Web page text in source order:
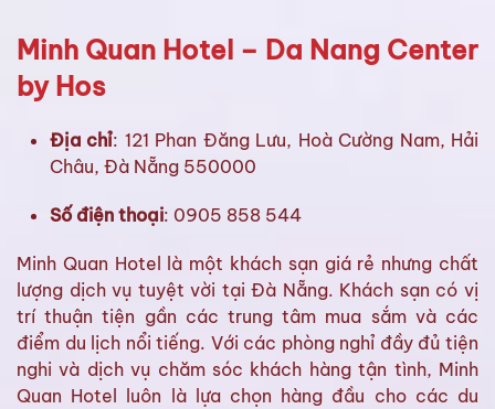
Minh Quan Hotel – Da Nang Center
by Hos
Địa chỉ: 121 Phan Đăng Lưu, Hoà Cường Nam, Hải
Châu, Đà Nẵng 550000
Số điện thoại: 0905 858 544
Minh Quan Hotel là một khách sạn giá rẻ nhưng chất
lượng dịch vụ tuyệt vời tại Đà Nẵng. Khách sạn có vị
trí thuận tiện gần các trung tâm mua sắm và các
điểm du lịch nổi tiếng. Với các phòng nghỉ đầy đủ tiện
nghi và dịch vụ chăm sóc khách hàng tận tình, Minh
Quan Hotel luôn là lựa chọn hàng đầu cho các du